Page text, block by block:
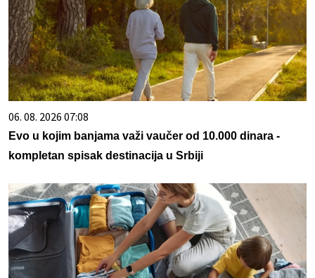
06. 08. 2026 07:08
Evo u kojim banjama važi vaučer od 10.000 dinara -
kompletan spisak destinacija u Srbiji